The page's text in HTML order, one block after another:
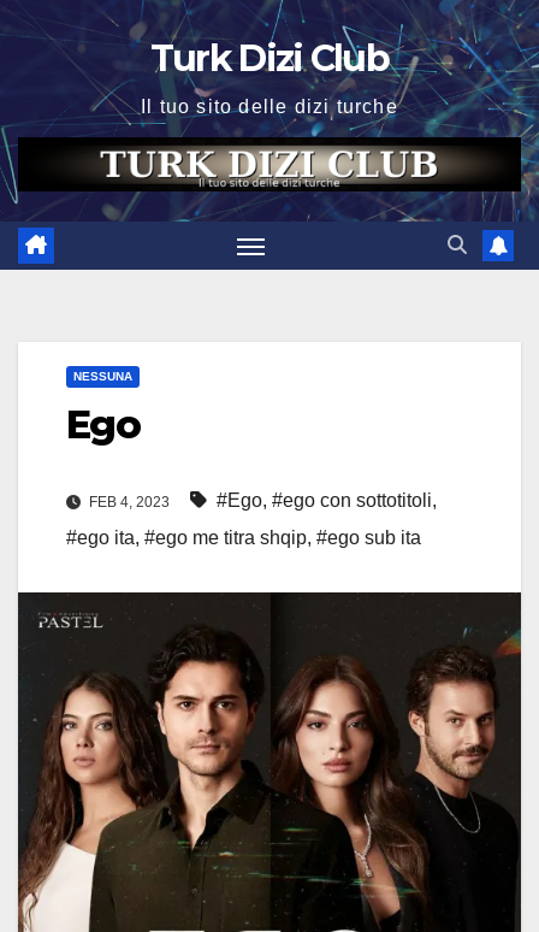
Turk Dizi Club
Il tuo sito delle dizi turche
NESSUNA
Ego
FEB 4, 2023 #Ego, #ego con sottotitoli,
#ego ita, #ego me titra shqip, #ego sub ita